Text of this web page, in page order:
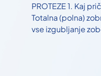
PROTEZE 1. Kaj
Totalna (polna)
vse izgubljanje